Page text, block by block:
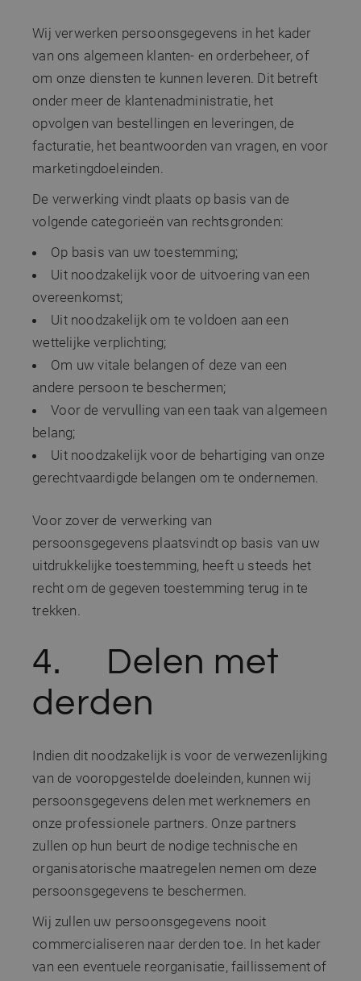
Wij verwerken persoonsgegevens in het kader
van ons algemeen klanten- en orderbeheer, of
om onze diensten te kunnen leveren. Dit betreft
onder meer de klantenadministratie, het
opvolgen van bestellingen en leveringen, de
facturatie, het beantwoorden van vragen, en voor
marketingdoeleinden.
De verwerking vindt plaats op basis van de
volgende categorieën van rechtsgronden:
Op basis van uw toestemming;
Uit noodzakelijk voor de uitvoering van een
overeenkomst;
Uit noodzakelijk om te voldoen aan een
wettelijke verplichting;
Om uw vitale belangen of deze van een
andere persoon te beschermen;
Voor de vervulling van een taak van algemeen
belang;
Uit noodzakelijk voor de behartiging van onze
gerechtvaardigde belangen om te ondernemen.
Voor zover de verwerking van
persoonsgegevens plaatsvindt op basis van uw
uitdrukkelijke toestemming, heeft u steeds het
recht om de gegeven toestemming terug in te
trekken.
4. Delen met
derden
Indien dit noodzakelijk is voor de verwezenlijking
van de vooropgestelde doeleinden, kunnen wij
persoonsgegevens delen met werknemers en
onze professionele partners. Onze partners
zullen op hun beurt de nodige technische en
organisatorische maatregelen nemen om deze
persoonsgegevens te beschermen.
Wij zullen uw persoonsgegevens nooit
commercialiseren naar derden toe. In het kader
van een eventuele reorganisatie, faillissement of